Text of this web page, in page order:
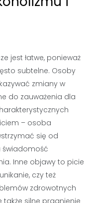
jest łatwe, ponieważ
subtelne. Osoby
zmiany w
do zauważenia dla
– osoba
się od
świadomość
Inne objawy to picie
czy też
zdrowotnych
także silne pragnienie